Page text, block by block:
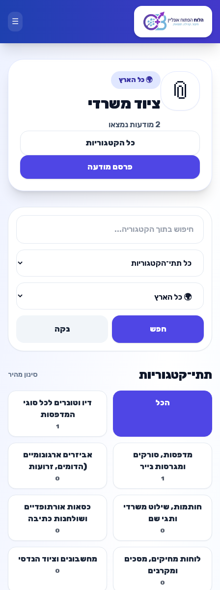
☰
📎 🌍 כל הארץ
ציוד משרדי
2 מודעות נמצאו
כל הקטגוריות
פרסם מודעה
חפש נקה
תתי־קטגוריות סינון מהיר
הכל
דיו וטונרים לכל סוגי
המדפסות
1
מדפסות, סורקים
ומגרסות נייר
1
אביזרים ארגונומיים
(הדומים, זרועות
למסך)
0
חותמות, שילוט משרדי
ותגי שם
0
כסאות אורתופדיים
ושולחנות כתיבה
0
לוחות מחיקים, מסכים
ומקרנים
0
מחשבונים וציוד הנדסי
0